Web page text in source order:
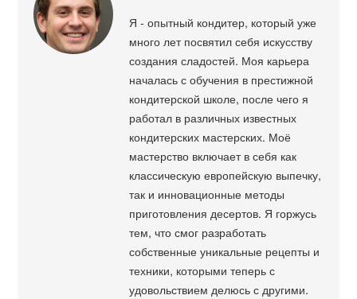
Я - опытный кондитер, который уже
много лет посвятил себя искусству
создания сладостей. Моя карьера
началась с обучения в престижной
кондитерской школе, после чего я
работал в различных известных
кондитерских мастерских. Моё
мастерство включает в себя как
классическую европейскую выпечку,
так и инновационные методы
приготовления десертов. Я горжусь
тем, что смог разработать
собственные уникальные рецепты и
техники, которыми теперь с
удовольствием делюсь с другими.